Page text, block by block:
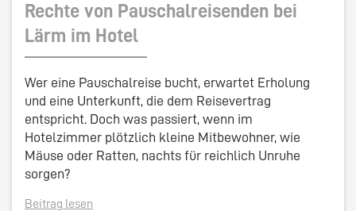
Rechte von Pauschalreisenden bei
Lärm im Hotel
Wer eine Pauschalreise bucht, erwartet Erholung
und eine Unterkunft, die dem Reisevertrag
entspricht. Doch was passiert, wenn im
Hotelzimmer plötzlich kleine Mitbewohner, wie
Mäuse oder Ratten, nachts für reichlich Unruhe
sorgen?
Beitrag lesen